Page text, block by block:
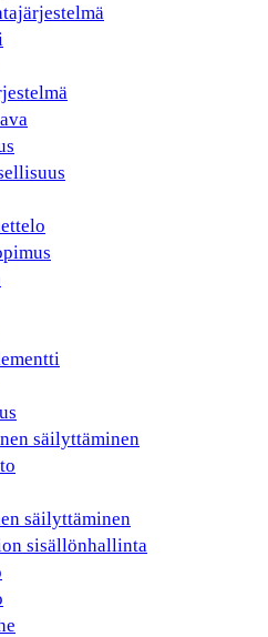
säilyttäminen
säilyttäminen
sisällönhallinta